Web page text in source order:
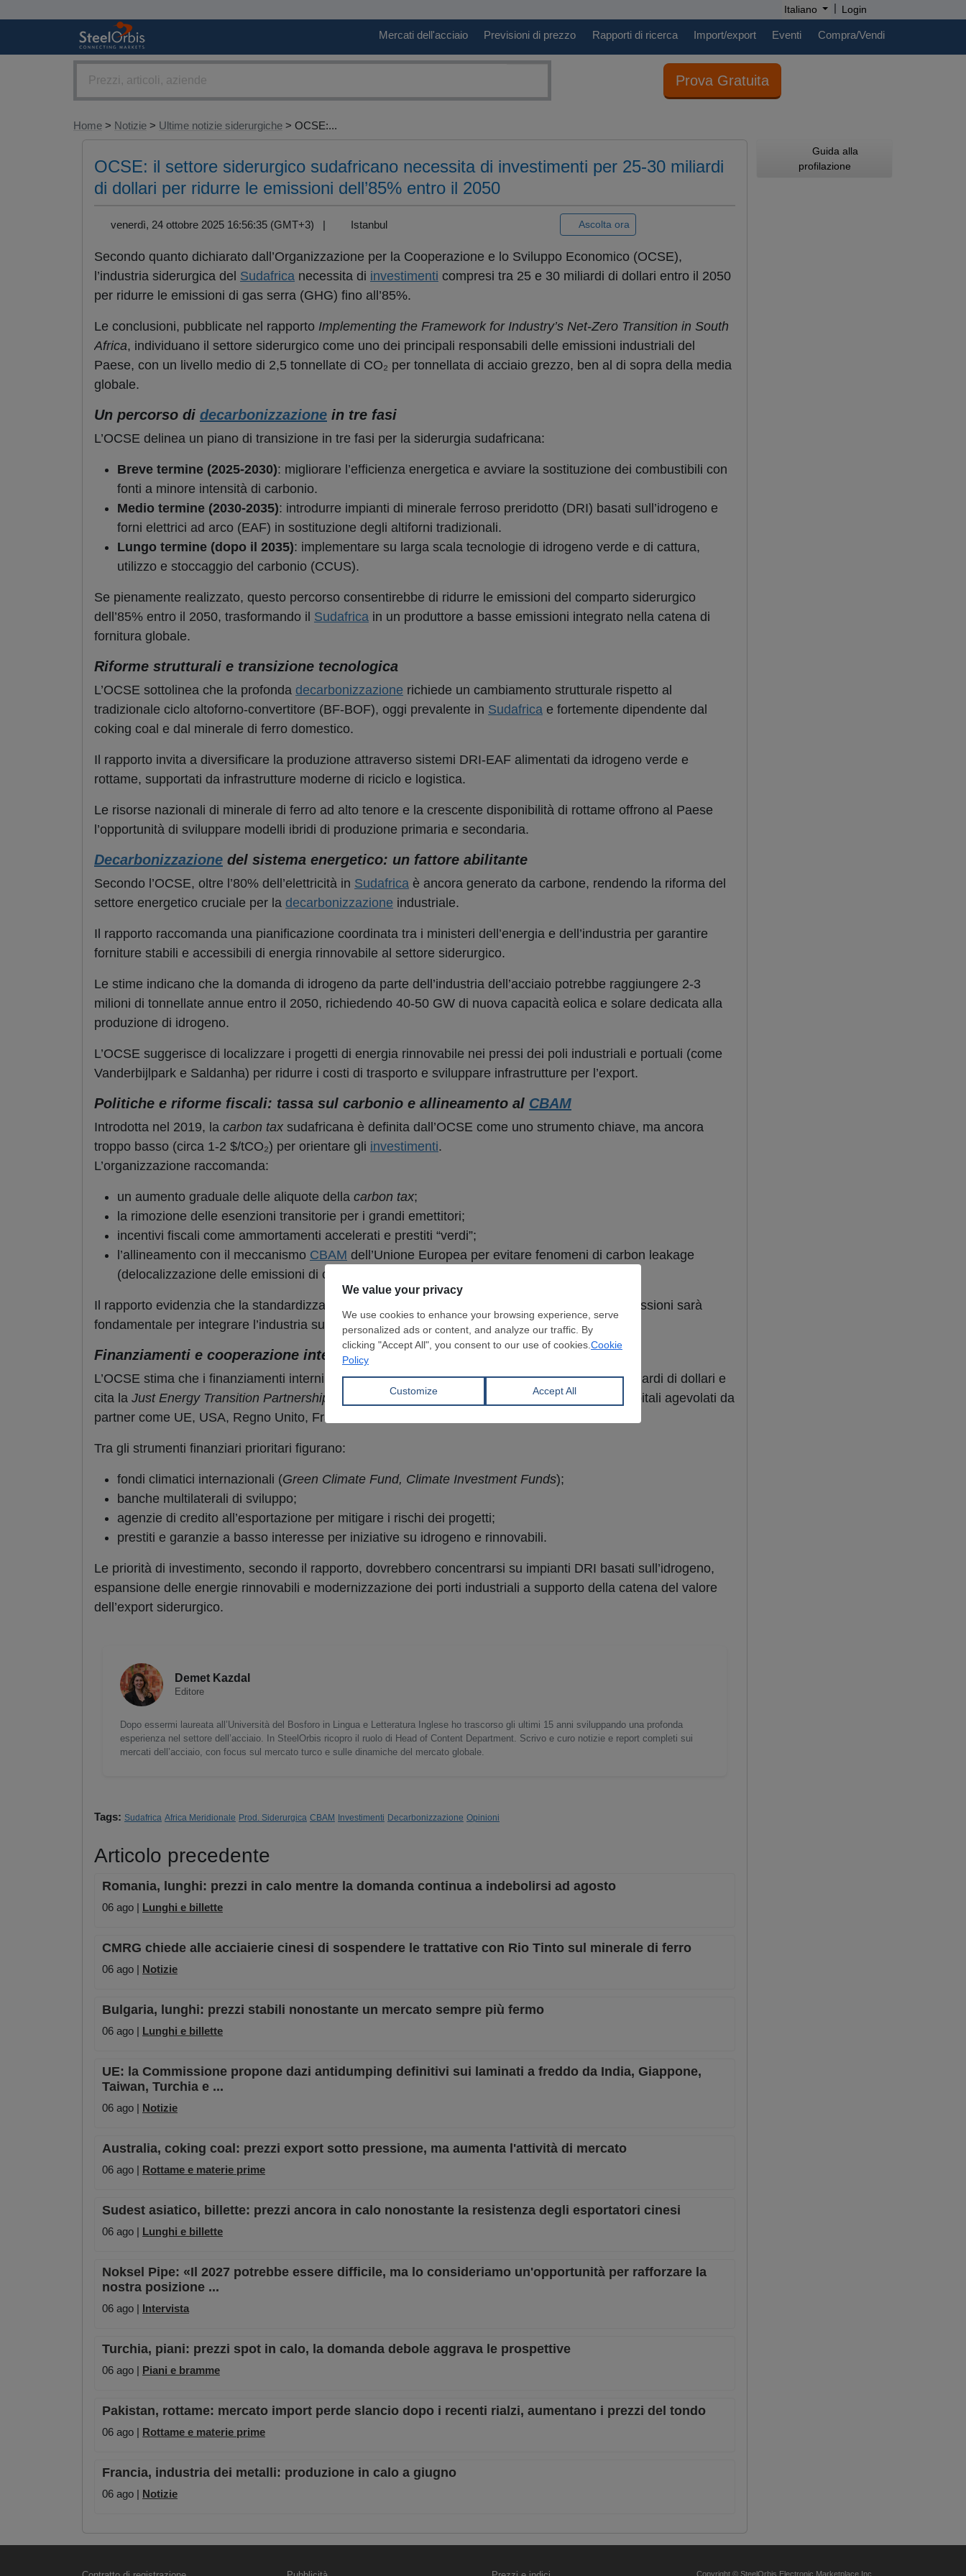
Italiano | Login
Mercati dell'acciaio Previsioni di prezzo Rapporti di ricerca Import/export Eventi Compra/Vendi
Prova Gratuita
Home > Notizie > Ultime notizie siderurgiche > OCSE:...
OCSE: il settore siderurgico sudafricano necessita di investimenti per 25-30 miliardi
di dollari per ridurre le emissioni dell’85% entro il 2050
venerdì, 24 ottobre 2025 16:56:35 (GMT+3) | Istanbul Ascolta ora
Secondo quanto dichiarato dall’Organizzazione per la Cooperazione e lo Sviluppo Economico (OCSE),
l’industria siderurgica del Sudafrica necessita di investimenti compresi tra 25 e 30 miliardi di dollari entro il 2050
per ridurre le emissioni di gas serra (GHG) fino all’85%.
Le conclusioni, pubblicate nel rapporto Implementing the Framework for Industry’s Net-Zero Transition in South
Africa, individuano il settore siderurgico come uno dei principali responsabili delle emissioni industriali del
Paese, con un livello medio di 2,5 tonnellate di CO₂ per tonnellata di acciaio grezzo, ben al di sopra della media
globale.
Un percorso di decarbonizzazione in tre fasi
L’OCSE delinea un piano di transizione in tre fasi per la siderurgia sudafricana:
Breve termine (2025-2030): migliorare l’efficienza energetica e avviare la sostituzione dei combustibili con
fonti a minore intensità di carbonio.
Medio termine (2030-2035): introdurre impianti di minerale ferroso preridotto (DRI) basati sull’idrogeno e
forni elettrici ad arco (EAF) in sostituzione degli altiforni tradizionali.
Lungo termine (dopo il 2035): implementare su larga scala tecnologie di idrogeno verde e di cattura,
utilizzo e stoccaggio del carbonio (CCUS).
Se pienamente realizzato, questo percorso consentirebbe di ridurre le emissioni del comparto siderurgico
dell’85% entro il 2050, trasformando il Sudafrica in un produttore a basse emissioni integrato nella catena di
fornitura globale.
Riforme strutturali e transizione tecnologica
L’OCSE sottolinea che la profonda decarbonizzazione richiede un cambiamento strutturale rispetto al
tradizionale ciclo altoforno-convertitore (BF-BOF), oggi prevalente in Sudafrica e fortemente dipendente dal
coking coal e dal minerale di ferro domestico.
Il rapporto invita a diversificare la produzione attraverso sistemi DRI-EAF alimentati da idrogeno verde e
rottame, supportati da infrastrutture moderne di riciclo e logistica.
Le risorse nazionali di minerale di ferro ad alto tenore e la crescente disponibilità di rottame offrono al Paese
l’opportunità di sviluppare modelli ibridi di produzione primaria e secondaria.
Decarbonizzazione del sistema energetico: un fattore abilitante
Secondo l’OCSE, oltre l’80% dell’elettricità in Sudafrica è ancora generato da carbone, rendendo la riforma del
settore energetico cruciale per la decarbonizzazione industriale.
Il rapporto raccomanda una pianificazione coordinata tra i ministeri dell’energia e dell’industria per garantire
forniture stabili e accessibili di energia rinnovabile al settore siderurgico.
Le stime indicano che la domanda di idrogeno da parte dell’industria dell’acciaio potrebbe raggiungere 2-3
milioni di tonnellate annue entro il 2050, richiedendo 40-50 GW di nuova capacità eolica e solare dedicata alla
produzione di idrogeno.
L’OCSE suggerisce di localizzare i progetti di energia rinnovabile nei pressi dei poli industriali e portuali (come
Vanderbijlpark e Saldanha) per ridurre i costi di trasporto e sviluppare infrastrutture per l’export.
Politiche e riforme fiscali: tassa sul carbonio e allineamento al CBAM
Introdotta nel 2019, la carbon tax sudafricana è definita dall’OCSE come uno strumento chiave, ma ancora
troppo basso (circa 1-2 $/tCO₂) per orientare gli investimenti.
L’organizzazione raccomanda:
un aumento graduale delle aliquote della carbon tax;
la rimozione delle esenzioni transitorie per i grandi emettitori;
incentivi fiscali come ammortamenti accelerati e prestiti “verdi”;
l’allineamento con il meccanismo CBAM dell’Unione Europea per evitare fenomeni di carbon leakage
(delocalizzazione delle emissioni di carbonio).
Il rapporto evidenzia che la standardizzazione dei sistemi di rendicontazione e verifica delle emissioni sarà
fondamentale per integrare l’industria sudafricana nei futuri mercati globali a basse emissioni.
Finanziamenti e cooperazione internazionale
L’OCSE stima che i finanziamenti interni non saranno sufficienti a coprire il fabbisogno di 30 miliardi di dollari e
cita la Just Energy Transition Partnership
(JETP) come modello di riferimento per mobilitare capitali agevolati da
partner come UE, USA, Regno Unito, Francia e Germania.
Tra gli strumenti finanziari prioritari figurano:
fondi climatici internazionali (Green Climate Fund, Climate Investment Funds);
banche multilaterali di sviluppo;
agenzie di credito all’esportazione per mitigare i rischi dei progetti;
prestiti e garanzie a basso interesse per iniziative su idrogeno e rinnovabili.
Le priorità di investimento, secondo il rapporto, dovrebbero concentrarsi su impianti DRI basati sull’idrogeno,
espansione delle energie rinnovabili e modernizzazione dei porti industriali a supporto della catena del valore
dell’export siderurgico.
Demet Kazdal
Editore
Dopo essermi laureata all’Università del Bosforo in Lingua e Letteratura Inglese ho trascorso gli ultimi 15 anni sviluppando una profonda
esperienza nel settore dell’acciaio. In SteelOrbis ricopro il ruolo di Head of Content Department. Scrivo e curo notizie e report completi sui
mercati dell’acciaio, con focus sul mercato turco e sulle dinamiche del mercato globale.
Tags: Sudafrica Africa Meridionale Prod. Siderurgica CBAM Investimenti Decarbonizzazione Opinioni
Articolo precedente
Romania, lunghi: prezzi in calo mentre la domanda continua a indebolirsi ad agosto
06 ago | Lunghi e billette
CMRG chiede alle acciaierie cinesi di sospendere le trattative con Rio Tinto sul minerale di ferro
06 ago | Notizie
Bulgaria, lunghi: prezzi stabili nonostante un mercato sempre più fermo
06 ago | Lunghi e billette
UE: la Commissione propone dazi antidumping definitivi sui laminati a freddo da India, Giappone,
Taiwan, Turchia e ...
06 ago | Notizie
Australia, coking coal: prezzi export sotto pressione, ma aumenta l'attività di mercato
06 ago | Rottame e materie prime
Sudest asiatico, billette: prezzi ancora in calo nonostante la resistenza degli esportatori cinesi
06 ago | Lunghi e billette
Noksel Pipe: «Il 2027 potrebbe essere difficile, ma lo consideriamo un'opportunità per rafforzare la
nostra posizione ...
06 ago | Intervista
Turchia, piani: prezzi spot in calo, la domanda debole aggrava le prospettive
06 ago | Piani e bramme
Pakistan, rottame: mercato import perde slancio dopo i recenti rialzi, aumentano i prezzi del tondo
06 ago | Rottame e materie prime
Francia, industria dei metalli: produzione in calo a giugno
06 ago | Notizie
Guida alla
profilazione
Copyright © SteelOrbis Electronic Marketplace Inc.